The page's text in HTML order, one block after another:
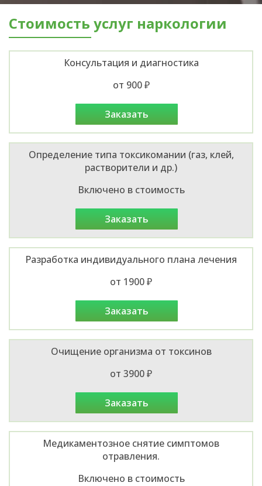
Стоимость услуг наркологии
Консультация и диагностика
от 900 ₽
заказать
Определение типа токсикомании (газ, клей,
растворители и др.)
Включено в стоимость
заказать
Разработка индивидуального плана лечения
от 1900 ₽
заказать
Очищение организма от токсинов
от 3900 ₽
заказать
Медикаментозное снятие симптомов
отравления.
Включено в стоимость